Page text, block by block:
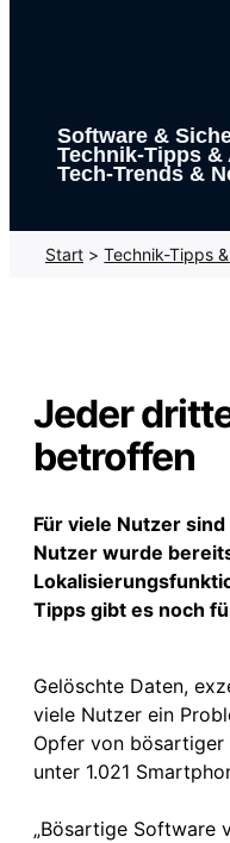
Software &
Technik-Tipps &
Tech-Trends &
Start Technik-Tipps
Jeder
betroffen
Für viele Nutzer
Nutzer wurde
Tipps gibt es noch
Gelöschte Daten,
viele Nutzer ein
Opfer von bösartiger
unter 1.021
„Bösartige Software